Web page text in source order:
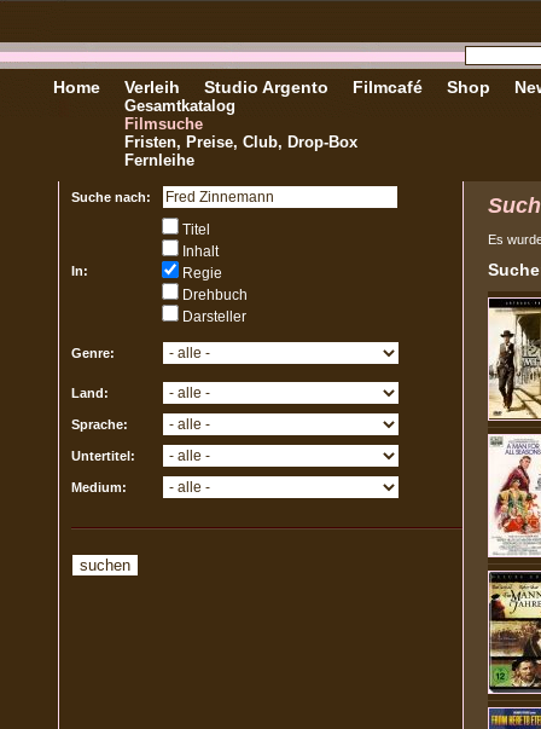
Home Verleih
Gesamtkatalog
Filmsuche
Fristen, Preise, Club, Drop-Box
Fernleihe
Studio Argento Filmcafé Shop
Suche nach:
In:
Titel
Inhalt
Regie
Drehbuch
Darsteller
Genre:
Land:
Sprache:
Untertitel:
Medium:
Es